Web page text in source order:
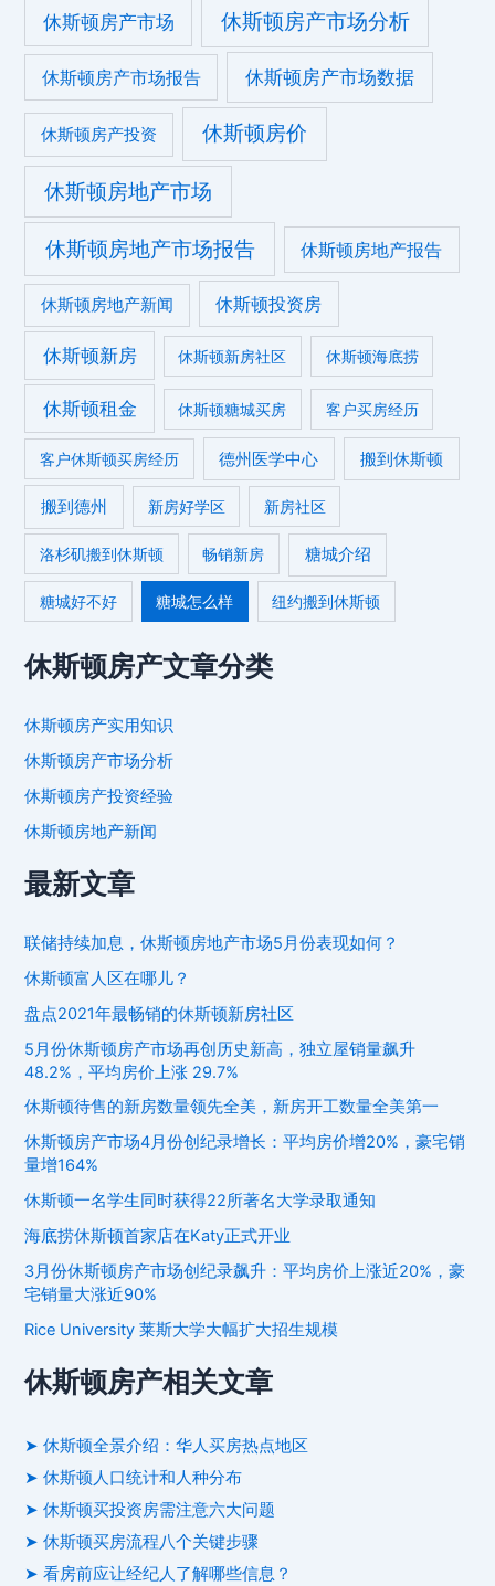
休斯顿房产市场 休斯顿房产市场分析
休斯顿房产市场报告 休斯顿房产市场数据
休斯顿房产投资 休斯顿房价
休斯顿房地产市场
休斯顿房地产市场报告 休斯顿房地产报告
休斯顿房地产新闻 休斯顿投资房
休斯顿新房 休斯顿新房社区 休斯顿海底捞
休斯顿租金 休斯顿糖城买房 客户买房经历
客户休斯顿买房经历 德州医学中心 搬到休斯顿
搬到德州 新房好学区 新房社区
洛杉矶搬到休斯顿 畅销新房 糖城介绍
糖城好不好 糖城怎么样 纽约搬到休斯顿
休斯顿房产文章分类
休斯顿房产实用知识
休斯顿房产市场分析
休斯顿房产投资经验
休斯顿房地产新闻
最新文章
联储持续加息，休斯顿房地产市场5月份表现如何？
休斯顿富人区在哪儿？
盘点2021年最畅销的休斯顿新房社区
5月份休斯顿房产市场再创历史新高，独立屋销量飙升
48.2%，平均房价上涨 29.7%
休斯顿待售的新房数量领先全美，新房开工数量全美第一
休斯顿房产市场4月份创纪录增长：平均房价增20%，豪宅销
量增164%
休斯顿一名学生同时获得22所著名大学录取通知
海底捞休斯顿首家店在Katy正式开业
3月份休斯顿房产市场创纪录飙升：平均房价上涨近20%，豪
宅销量大涨近90%
Rice University 莱斯大学大幅扩大招生规模
休斯顿房产相关文章
➤ 休斯顿全景介绍：华人买房热点地区
➤ 休斯顿人口统计和人种分布
➤ 休斯顿买投资房需注意六大问题
➤ 休斯顿买房流程八个关键步骤
➤ 看房前应让经纪人了解哪些信息？